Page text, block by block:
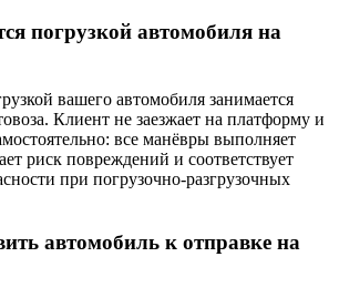
погрузкой автомобиля на
вашего автомобиля занимается
Клиент не заезжает на платформу и
все манёвры выполняет
риск повреждений и соответствует
при погрузочно-разгрузочных
автомобиль к отправке на